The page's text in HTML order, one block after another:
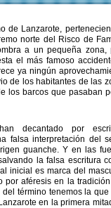
de Lanzarote,
norte del Risco de
a un pequeña zona,
el más famoso
ya ningún
de los habitantes de las
los barcos que pasaban
decantado por
falsa interpretación del
guanche. Y en las
la falsa escritura
inicial es marca del
por aféresis en la
término tenemos la
en la primera